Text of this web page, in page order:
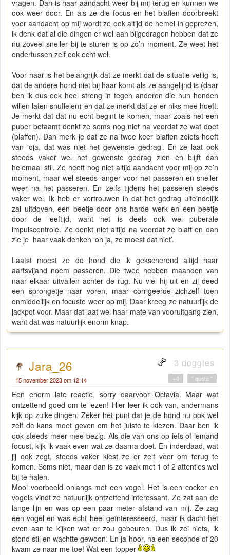
vragen. Dan is haar aandacht weer bij mij terug en kunnen we
ook weer door. En als ze die focus en het blaffen doorbreekt
voor aandacht op mij wordt ze ook altijd de hemel in geprezen,
ik denk dat al die dingen er wel aan bijgedragen hebben dat ze
nu zoveel sneller bij te sturen is op zo’n moment. Ze weet het
ondertussen zelf ook echt wel.
Voor haar is het belangrijk dat ze merkt dat de situatie veilig is,
dat de andere hond niet bij haar komt als ze aangelijnd is (daar
ben ik dus ook heel streng in tegen anderen die hun honden
willen laten snuffelen) en dat ze merkt dat ze er niks mee hoeft.
Je merkt dat dat nu echt begint te komen, maar zoals het een
puber betaamt denkt ze soms nog niet na voordat ze wat doet
(blaffen). Dan merk je dat ze na twee keer blaffen zoiets heeft
van ‘oja, dat was niet het gewenste gedrag’. En ze laat ook
steeds vaker wel het gewenste gedrag zien en blijft dan
helemaal stil. Ze heeft nog niet altijd aandacht voor mij op zo’n
moment, maar wel steeds langer voor het passeren en sneller
weer na het passeren. En zelfs tijdens het passeren steeds
vaker wel. Ik heb er vertrouwen in dat het gedrag uiteindelijk
zal uitdoven, een beetje door ons harde werk en een beetje
door de leeftijd, want het is deels ook wel puberale
impulscontrole. Ze denkt niet altijd na voordat ze blaft en dan
zie je haar vaak denken ‘oh ja, zo moest dat niet’.
Laatst moest ze de hond die ik gekscherend altijd haar
aartsvijand noem passeren. Die twee hebben maanden van
naar elkaar uitvallen achter de rug. Nu viel hij uit en zij deed
een sprongetje naar voren, maar corrigeerde zichzelf toen
onmiddellijk en focuste weer op mij. Daar kreeg ze natuurlijk de
jackpot voor. Maar dat laat wel haar mate van vooruitgang zien,
want dat was natuurlijk enorm knap.
Jara_26 3 doggies
15 november 2023 om 12:14 " quote "
+0
Een enorm late reactie, sorry daarvoor Octavia. Maar wat
ontzettend goed om te lezen! Hier leer ik ook van, andermans
kijk op zulke dingen. Zeker het punt dat je de hond nu ook wel
zelf de kans moet geven om het juiste te kiezen. Daar ben ik
ook steeds meer mee bezig. Als die van ons op iets of iemand
focust, kijk ik vaak even wat ze daarna doet. En inderdaad, wat
jij ook zegt, steeds vaker kiest ze er zelf voor om terug te
komen. Soms niet, maar dan is ze vaak met 1 of 2 attenties wel
bij te halen.
Mooi voorbeeld onlangs met een vogel. Het is een cocker en
vogels vindt ze natuurlijk ontzettend interessant. Ze zat aan de
lange lijn en was op een paar meter afstand van mij. Ze zag
een vogel en was echt heel geïnteresseerd, maar ik dacht het
even aan te kijken wat er zou gebeuren. Dus ik zei niets, ik
stond stil en wachtte gewoon. En ja hoor, na een seconde of 20
kwam ze naar me toe! Wat een topper